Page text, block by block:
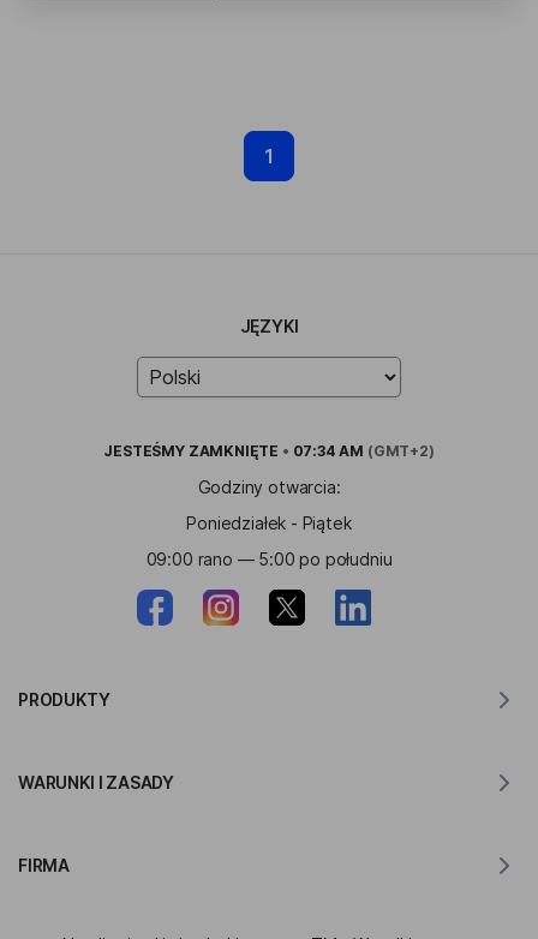
1
JĘZYKI
JESTEŚMY ZAMKNIĘTE • 07:34 AM (GMT+2)
Godziny otwarcia:
Poniedziałek - Piątek
09:00 rano — 5:00 po południu
PRODUKTY
WARUNKI I ZASADY
FIRMA